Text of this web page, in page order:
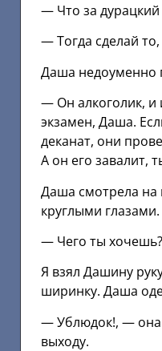
— Что за
— Тогда сделай
Даша недоуменно
— Он алкоголик, и
экзамен, Даша.
деканат, они
А он его завалит,
Даша смотрела
круглыми глазами.
— Чего ты хочешь?
Я взял Дашину
ширинку. Даша
— Ублюдок!, — она
выходу.